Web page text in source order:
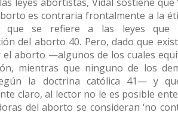
es contraria frontalmente a la
que se refiere a las leyes que
del aborto 40. Pero, dado que
el aborto —algunos de los cuales
mientras que ninguno de los
la doctrina católica 41— y
claro, al lector no le es posible
del aborto se consideran ‘no